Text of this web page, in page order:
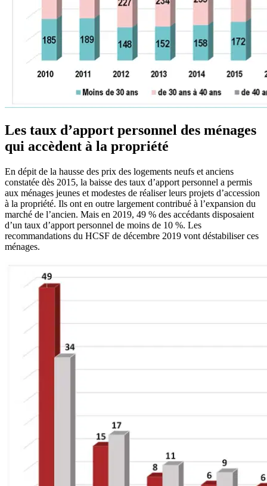
Les taux d’apport personnel des ménages
qui accèdent à la propriété
En dépit de la hausse des prix des logements neufs et anciens
constatée dès 2015, la baisse des taux d’apport personnel a permis
aux ménages jeunes et modestes de réaliser leurs projets d’accession
à la propriété. Ils ont en outre largement contribué à l’expansion du
marché de l’ancien. Mais en 2019, 49 % des accédants disposaient
d’un taux d’apport personnel de moins de 10 %. Les
recommandations du HCSF de décembre 2019 vont déstabiliser ces
ménages.